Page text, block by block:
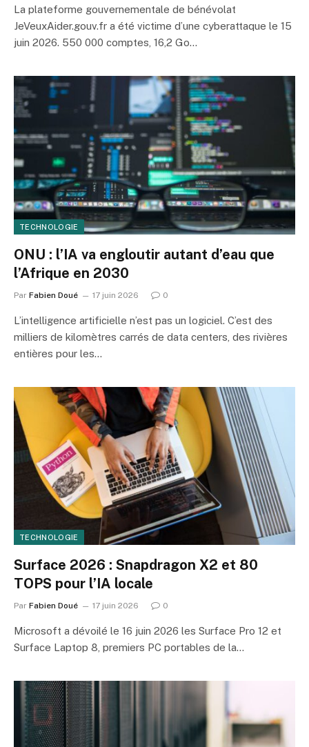
La plateforme gouvernementale de bénévolat
JeVeuxAider.gouv.fr a été victime d’une cyberattaque le 15
juin 2026. 550 000 comptes, 16,2 Go…
TECHNOLOGIE
ONU : l’IA va engloutir autant d’eau que
l’Afrique en 2030
Par Fabien Doué 17 juin 2026 0
L’intelligence artificielle n’est pas un logiciel. C’est des
milliers de kilomètres carrés de data centers, des rivières
entières pour les…
TECHNOLOGIE
Surface 2026 : Snapdragon X2 et 80
TOPS pour l’IA locale
Par Fabien Doué 17 juin 2026 0
Microsoft a dévoilé le 16 juin 2026 les Surface Pro 12 et
Surface Laptop 8, premiers PC portables de la…